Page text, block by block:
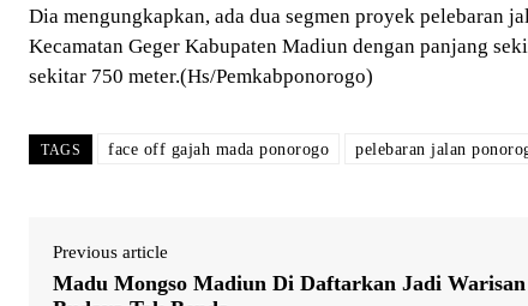
Dia mengungkapkan, ada dua segmen proyek pelebaran
Kecamatan Geger Kabupaten Madiun dengan panjang
sekitar 750 meter.(Hs/Pemkabponorogo)
TAGS face off gajah mada ponorogo pelebaran jalan
Previous article
Madu Mongso Madiun Di Daftarkan Jadi Warisan